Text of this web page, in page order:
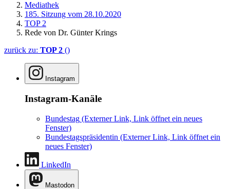
Mediathek
185. Sitzung vom 28.10.2020
TOP 2
Rede von Dr. Günter Krings
zurück zu: TOP 2 ()
Instagram
Instagram-Kanäle
Bundestag (Externer Link, Link öffnet ein neues
Fenster)
Bundestagspräsidentin (Externer Link, Link öffnet ein
neues Fenster)
LinkedIn
Mastodon